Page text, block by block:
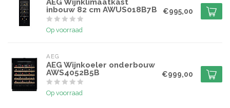
AEG Wijnklimaatkast
inbouw 82 cm AWUS018B7B
Op voorraad
€995,00
AEG
AEG Wijnkoeler onderbouw
AWS4052B5B
Op voorraad
€999,00